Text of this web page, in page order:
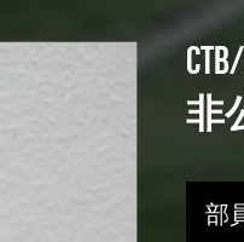
CTB
非
部